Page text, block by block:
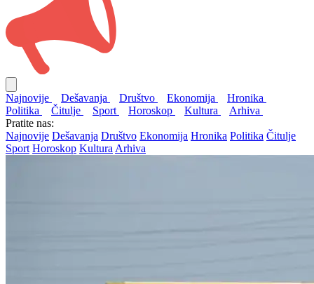
Najnovije Dešavanja Društvo Ekonomija
Hronika
Politika
Čitulje Sport Horoskop Kultura
Arhiva
Pratite nas:
Najnovije Dešavanja Društvo Ekonomija Hronika Politika Čitulje
Sport Horoskop Kultura Arhiva